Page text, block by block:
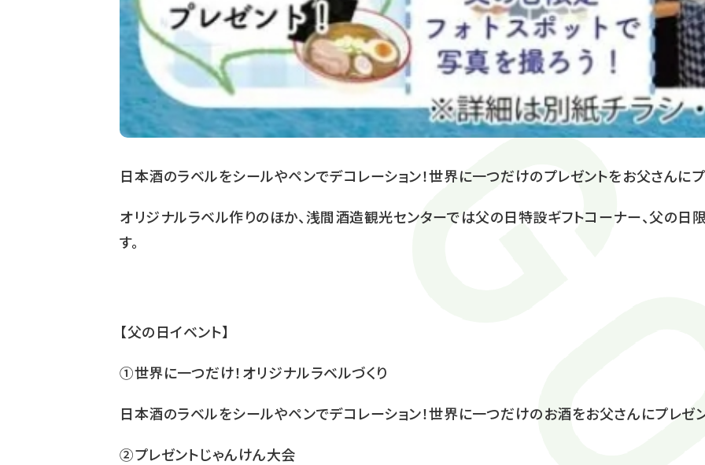
日本酒のラベルをシールやペンでデコレーション！世界に一つだけのプレゼントをお父さんにプ
オリジナルラベル作りのほか、浅間酒造観光センターでは父の日特設ギフトコーナー、父の日
す。
【父の日イベント】
①世界に一つだけ！オリジナルラベルづくり
日本酒のラベルをシールやペンでデコレーション！世界に一つだけのお酒をお父さんにプレゼン
②プレゼントじゃんけん大会